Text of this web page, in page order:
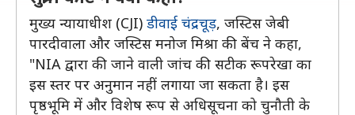
मुख्य न्यायाधीश (CJI) डीवाई चंद्रचूड़, जस्टिस जेबी
पारदीवाला और जस्टिस मनोज मिश्रा की बेंच ने कहा,
"NIA द्वारा की जाने वाली जांच की सटीक रूपरेखा का
इस स्तर पर अनुमान नहीं लगाया जा सकता है। इस
पृष्ठभूमि में और विशेष रूप से अधिसूचना को चुनौती के